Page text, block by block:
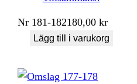
Nr 181-182180,00kr
Lägg till i varukorg